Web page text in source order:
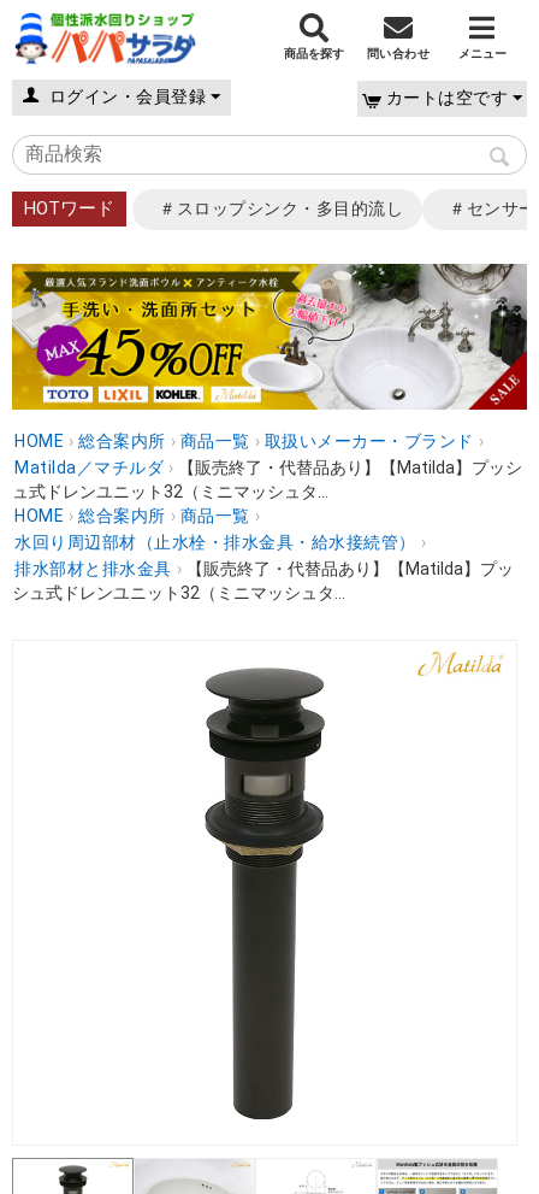
商品を探す 問い合わせ メニュー
ログイン・会員登録 カートは空です
HOTワード ＃スロップシンク・多目的流し ＃センサ
HOME › 総合案内所 › 商品一覧 › 取扱いメーカー・ブランド ›
Matilda／マチルダ ›
【販売終了・代替品あり】【Matilda】プッシ
ュ式ドレンユニット32（ミニマッシュタ...
HOME › 総合案内所 › 商品一覧 ›
水回り周辺部材（止水栓・排水金具・給水接続管）
›
排水部材と排水金具 ›
【販売終了・代替品あり】【Matilda】プッ
シュ式ドレンユニット32（ミニマッシュタ...